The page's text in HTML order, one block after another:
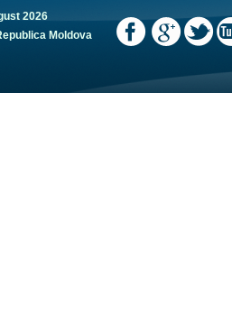
2026
Moldova